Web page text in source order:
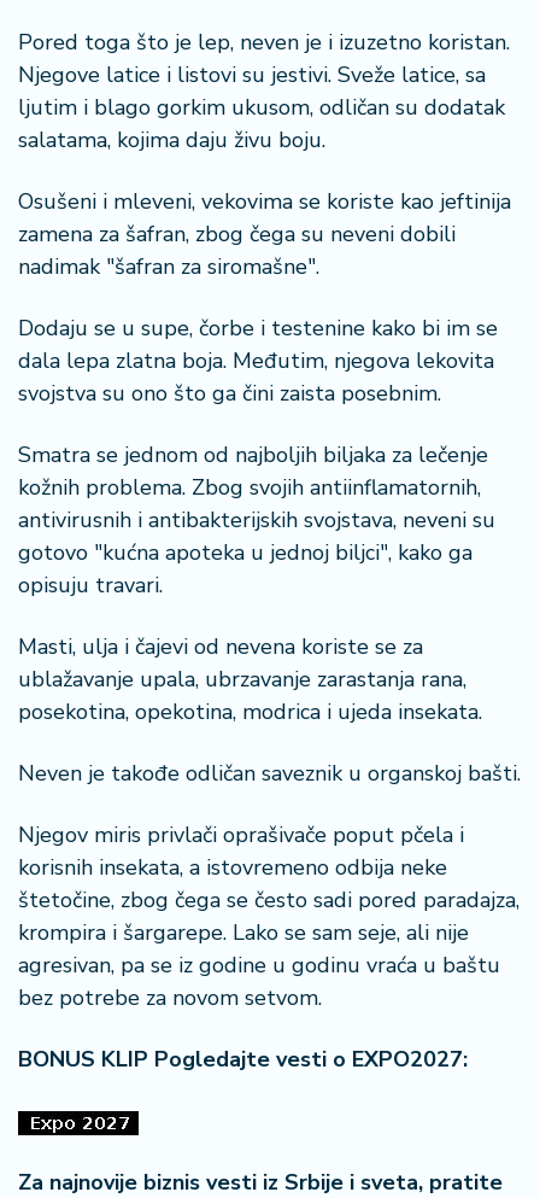
Pored toga što je lep, neven je i izuzetno koristan.
Njegove latice i listovi su jestivi. Sveže latice, sa
ljutim i blago gorkim ukusom, odličan su dodatak
salatama, kojima daju živu boju.
Osušeni i mleveni, vekovima se koriste kao jeftinija
zamena za šafran, zbog čega su neveni dobili
nadimak "šafran za siromašne".
Dodaju se u supe, čorbe i testenine kako bi im se
dala lepa zlatna boja. Međutim, njegova lekovita
svojstva su ono što ga čini zaista posebnim.
Smatra se jednom od najboljih biljaka za lečenje
kožnih problema. Zbog svojih antiinflamatornih,
antivirusnih i antibakterijskih svojstava, neveni su
gotovo "kućna apoteka u jednoj biljci", kako ga
opisuju travari.
Masti, ulja i čajevi od nevena koriste se za
ublažavanje upala, ubrzavanje zarastanja rana,
posekotina, opekotina, modrica i ujeda insekata.
Neven je takođe odličan saveznik u organskoj bašti.
Njegov miris privlači oprašivače poput pčela i
korisnih insekata, a istovremeno odbija neke
štetočine, zbog čega se često sadi pored paradajza,
krompira i šargarepe. Lako se sam seje, ali nije
agresivan, pa se iz godine u godinu vraća u baštu
bez potrebe za novom setvom.
BONUS KLIP Pogledajte vesti o EXPO2027:
Za najnovije biznis vesti iz Srbije i sveta, pratite